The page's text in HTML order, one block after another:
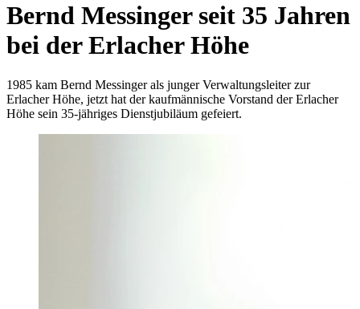
Bernd Messinger seit 35 Jahren
bei der Erlacher Höhe
1985 kam Bernd Messinger als junger Verwaltungsleiter zur
Erlacher Höhe, jetzt hat der kaufmännische Vorstand der Erlacher
Höhe sein 35-jähriges Dienstjubiläum gefeiert.